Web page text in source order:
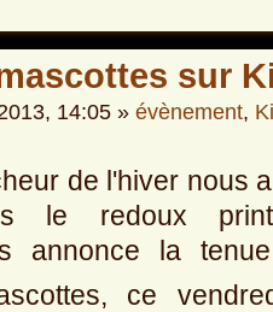
sur
14:05 » évènement,
de l'hiver nous
le redoux
annonce la
ce